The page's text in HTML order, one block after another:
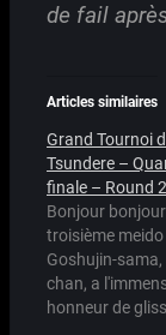
de fail
Articles similaires
Grand Tournoi
Tsundere –
finale – Round 2
Bonjour
troisième meido
Goshujin-sama,
chan, a
honneur de